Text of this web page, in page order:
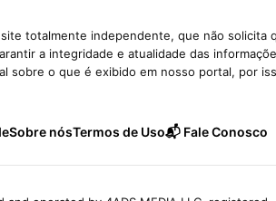
totalmente independente, que não solicita
a integridade e atualidade das
sobre o que é exibido em nosso portal, por
Sobre nósTermos de Uso📬 Fale Conosco